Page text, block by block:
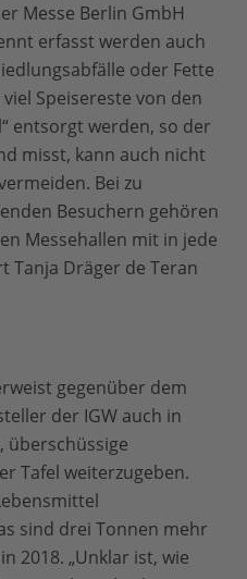
Messe Berlin GmbH
erfasst werden auch
oder Fette
Speisereste von den
entsorgt werden, so der
misst, kann auch nicht
Bei zu
Besuchern gehören
Messehallen mit in jede
Tanja Dräger de Teran
gegenüber dem
der IGW auch in
überschüssige
Tafel weiterzugeben.
sind drei Tonnen mehr
2018. „Unklar ist, wie